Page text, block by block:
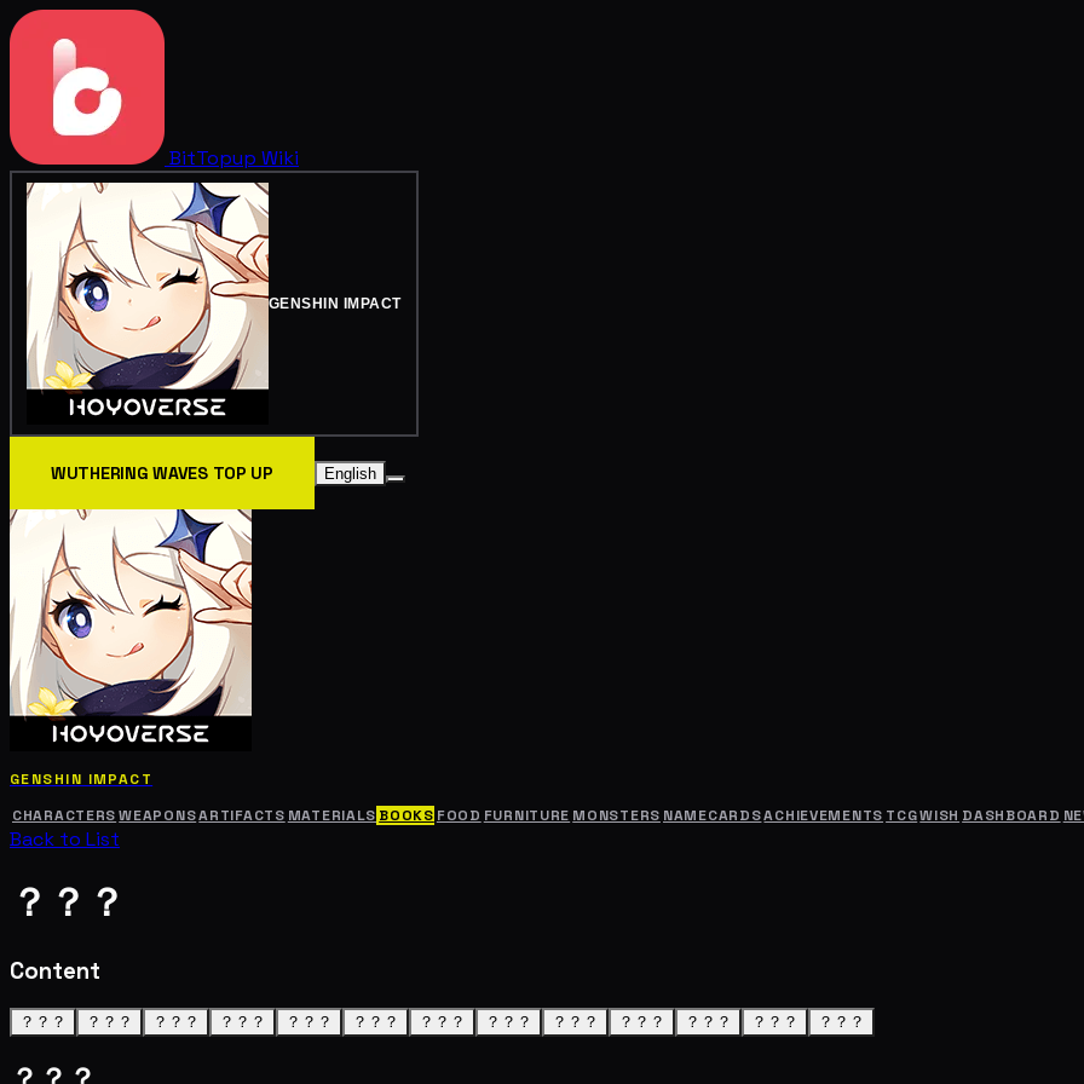
BitTopup Wiki
GENSHIN IMPACT
WUTHERING WAVES TOP UP English
GENSHIN IMPACT
CHARACTERS WEAPONSARTIFACTS MATERIALS BOOKS FOOD FURNITURE MONSTERS NAMECARDSACHIEVEMENTS TCGWISH DASHBOARD
Back to List
？？？
Content
？？？ ？？？ ？？？ ？？？ ？？？ ？？？ ？？？ ？？？ ？？？ ？？？ ？？？ ？？？ ？？？